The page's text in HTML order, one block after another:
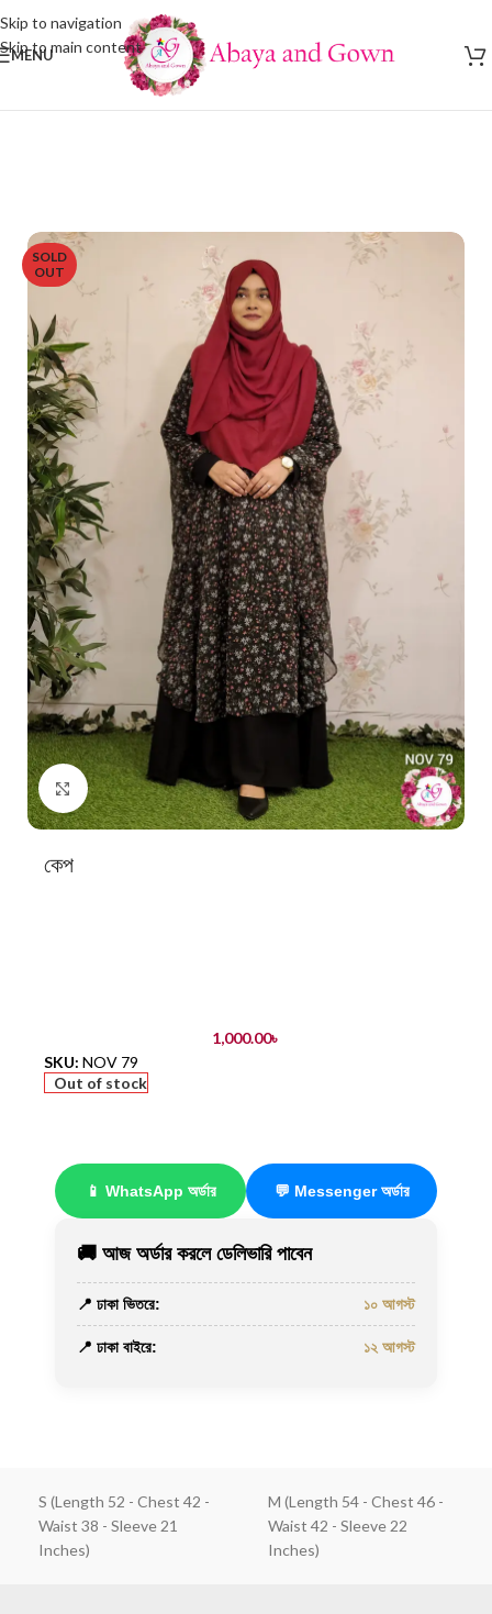
Skip to navigation
Skip to main content
MENU
SOLD
OUT
Click to enlarge
কেপ
1,000.00৳
SKU: NOV 79
Out of stock
📱 WhatsApp অর্ডার 💬 Messenger অর্ডার
🚚 আজ অর্ডার করলে ডেলিভারি পাবেন
📍 ঢাকা ভিতরে: ১০ আগস্ট
📍 ঢাকা বাইরে: ১২ আগস্ট
S (Length 52 - Chest 42 -
Waist 38 - Sleeve 21
Inches)
M (Length 54 - Chest 46 -
Waist 42 - Sleeve 22
Inches)